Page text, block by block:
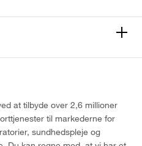
at tilbyde over 2,6 millioner
til markederne for
sundhedspleje og